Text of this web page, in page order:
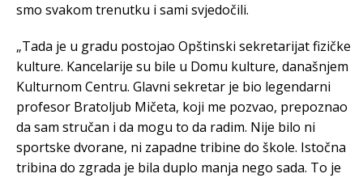
smo svakom trenutku i sami svjedočili.
„Tada je u gradu postojao Opštinski sekretarijat fizičke
kulture. Kancelarije su bile u Domu kulture, današnjem
Kulturnom Centru. Glavni sekretar je bio legendarni
profesor Bratoljub Mičeta, koji me pozvao, prepoznao
da sam stručan i da mogu to da radim. Nije bilo ni
sportske dvorane, ni zapadne tribine do škole. Istočna
tribina do zgrada je bila duplo manja nego sada. To je